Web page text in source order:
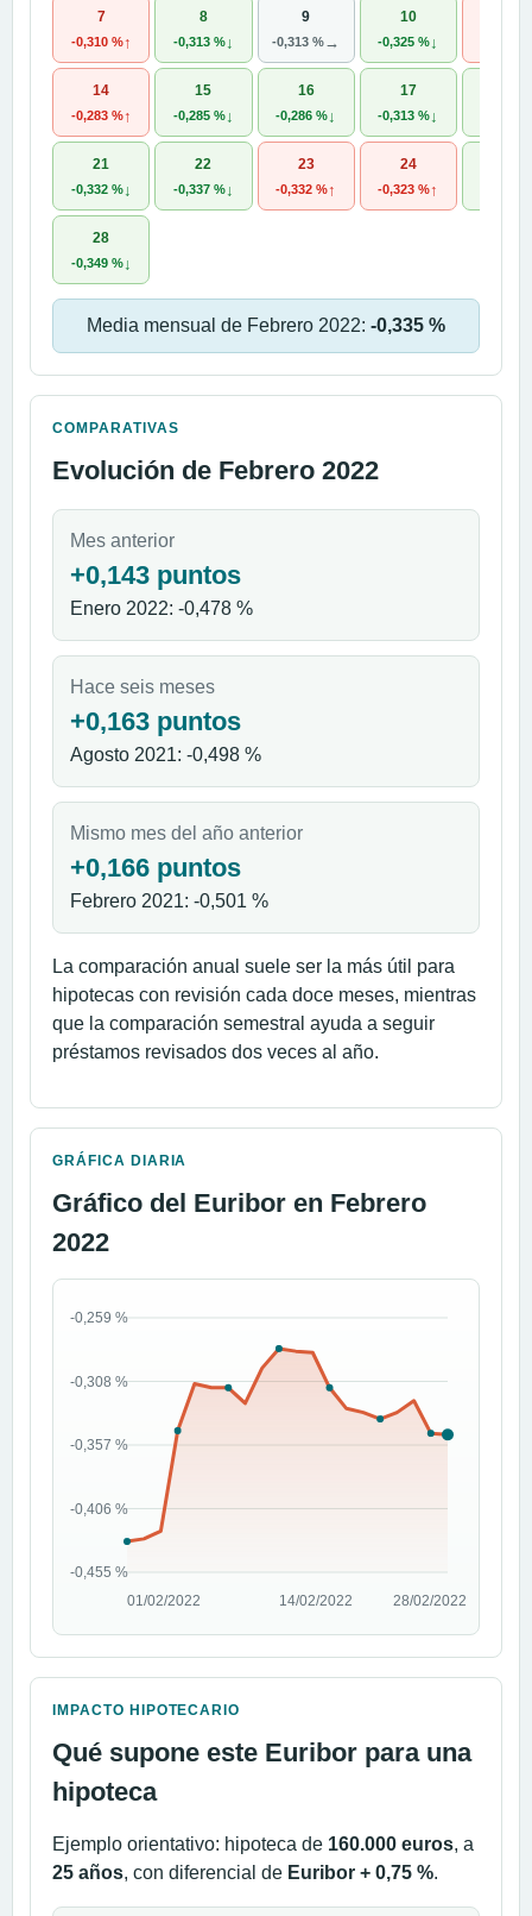
7
-0,310 %↑
8
-0,313 %↓
9
-0,313 %→
10
-0,325 % ↓
14
-0,283 %↑
15
-0,285 %↓
16
-0,286 % ↓
17
-0,313 % ↓
21
-0,332 %↓
22
-0,337 %↓
23
-0,332 %↑
24
-0,323 %↑
28
-0,349 %↓
Media mensual de Febrero 2022: -0,335 %
COMPARATIVAS
Evolución de Febrero 2022
Mes anterior
+0,143 puntos
Enero 2022: -0,478 %
Hace seis meses
+0,163 puntos
Agosto 2021: -0,498 %
Mismo mes del año anterior
+0,166 puntos
Febrero 2021: -0,501 %
La comparación anual suele ser la más útil para
hipotecas con revisión cada doce meses, mientras
que la comparación semestral ayuda a seguir
préstamos revisados dos veces al año.
GRÁFICA DIARIA
Gráfico del Euribor en Febrero
2022
IMPACTO HIPOTECARIO
Qué supone este Euribor para una
hipoteca
Ejemplo orientativo: hipoteca de 160.000 euros, a
25 años, con diferencial de Euribor + 0,75 %.